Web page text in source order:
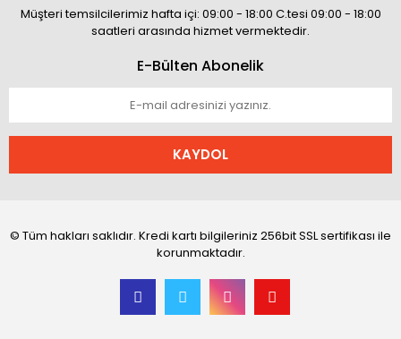
Müşteri temsilcilerimiz hafta içi: 09:00 - 18:00 C.tesi 09:00 - 18:00
saatleri arasında hizmet vermektedir.
E-Bülten Abonelik
KAYDOL
© Tüm hakları saklıdır. Kredi kartı bilgileriniz 256bit SSL sertifikası ile
korunmaktadır.